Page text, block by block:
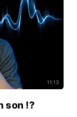
11:13
son !?